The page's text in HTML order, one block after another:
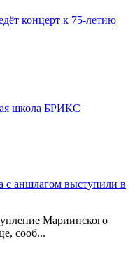
концерт к 75-летию
школа БРИКС
с аншлагом выступили в
Мариинского
сооб...